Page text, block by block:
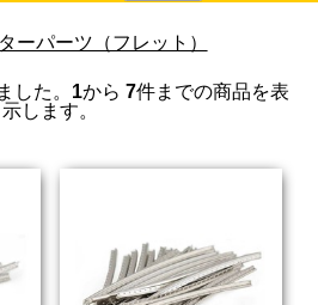
ーパーツ（フレット）
した。 1から 7件までの商品を表
示します。